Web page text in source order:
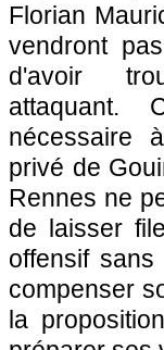
Florian
vendront
d'avoir
attaquant.
nécessaire
privé de
Rennes ne
de laisser
offensif
compenser
la